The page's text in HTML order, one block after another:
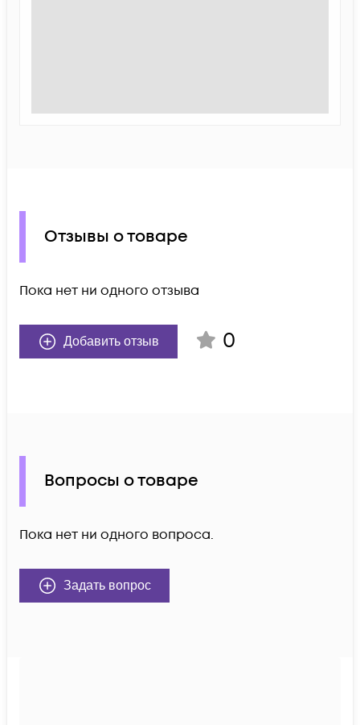
Отзывы о товаре
Пока нет ни одного отзыва
Добавить отзыв 0
Вопросы о товаре
Пока нет ни одного вопроса.
Задать вопрос